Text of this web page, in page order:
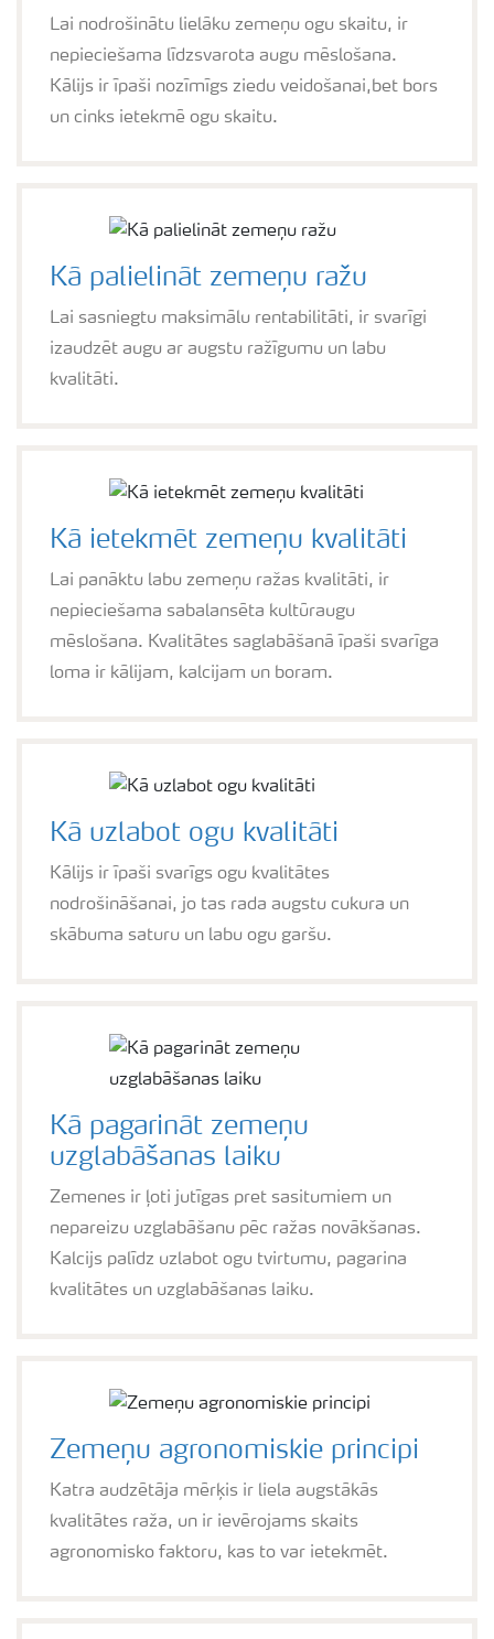
Lai nodrošinātu lielāku zemeņu ogu skaitu, ir
nepieciešama līdzsvarota augu mēslošana.
Kālijs ir īpaši nozīmīgs ziedu veidošanai,bet bors
un cinks ietekmē ogu skaitu.
Kā palielināt zemeņu ražu
Lai sasniegtu maksimālu rentabilitāti, ir svarīgi
izaudzēt augu ar augstu ražīgumu un labu
kvalitāti.
Kā ietekmēt zemeņu kvalitāti
Lai panāktu labu zemeņu ražas kvalitāti, ir
nepieciešama sabalansēta kultūraugu
mēslošana. Kvalitātes saglabāšanā īpaši svarīga
loma ir kālijam, kalcijam un boram.
Kā uzlabot ogu kvalitāti
Kālijs ir īpaši svarīgs ogu kvalitātes
nodrošināšanai, jo tas rada augstu cukura un
skābuma saturu un labu ogu garšu.
Kā pagarināt zemeņu
uzglabāšanas laiku
Zemenes ir ļoti jutīgas pret sasitumiem un
nepareizu uzglabāšanu pēc ražas novākšanas.
Kalcijs palīdz uzlabot ogu tvirtumu, pagarina
kvalitātes un uzglabāšanas laiku.
Zemeņu agronomiskie principi
Katra audzētāja mērķis ir liela augstākās
kvalitātes raža, un ir ievērojams skaits
agronomisko faktoru, kas to var ietekmēt.